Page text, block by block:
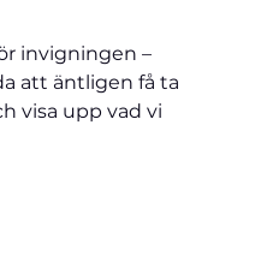
invigningen –
att äntligen få ta
visa upp vad vi